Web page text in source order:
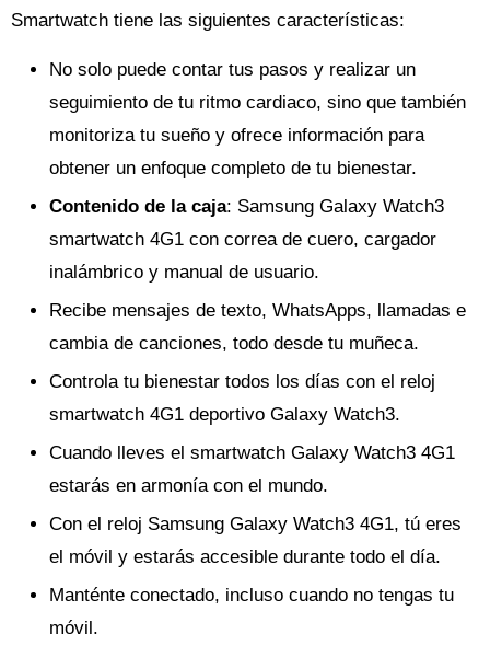
Smartwatch tiene las siguientes características:
No solo puede contar tus pasos y realizar un
seguimiento de tu ritmo cardiaco, sino que también
monitoriza tu sueño y ofrece información para
obtener un enfoque completo de tu bienestar.
Contenido de la caja: Samsung Galaxy Watch3
smartwatch 4G1 con correa de cuero, cargador
inalámbrico y manual de usuario.
Recibe mensajes de texto, WhatsApps, llamadas e
cambia de canciones, todo desde tu muñeca.
Controla tu bienestar todos los días con el reloj
smartwatch 4G1 deportivo Galaxy Watch3.
Cuando lleves el smartwatch Galaxy Watch3 4G1
estarás en armonía con el mundo.
Con el reloj Samsung Galaxy Watch3 4G1, tú eres
el móvil y estarás accesible durante todo el día.
Manténte conectado, incluso cuando no tengas tu
móvil.